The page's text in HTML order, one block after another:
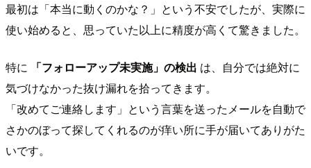
最初は「本当に動くのかな？」という不安でしたが、実際に
使い始めると、思っていた以上に精度が高くて驚きました。
特に 「フォローアップ未実施」の検出 は、自分では絶対に
気づけなかった抜け漏れを拾ってきます。
「改めてご連絡します」という言葉を送ったメールを自動で
さかのぼって探してくれるのが痒い所に手が届いてありがた
いです。